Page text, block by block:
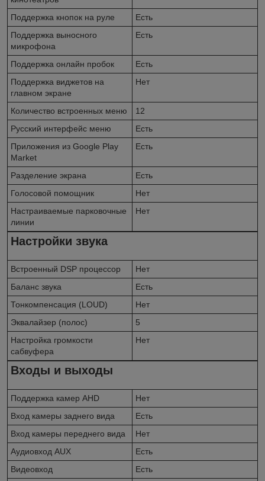
Поддержка кнопок на руле
Есть
Поддержка выносного
микрофона
Есть
Поддержка онлайн пробок
Есть
Поддержка виджетов на
главном экране
Нет
Количество встроенных меню
12
Русский интерфейс меню
Есть
Приложения из Google Play
Market
Есть
Разделение экрана
Есть
Голосовой помощник
Нет
Настраиваемые парковочные
линии
Нет
Настройки звука
Встроенный DSP процессор
Нет
Баланс звука
Есть
Тонкомпенсация (LOUD)
Нет
Эквалайзер (полос)
5
Настройка громкости
сабвуфера
Нет
Входы и выходы
Поддержка камер AHD
Нет
Вход камеры заднего вида
Есть
Вход камеры переднего вида
Нет
Аудиовход AUX
Есть
Видеовход
Есть